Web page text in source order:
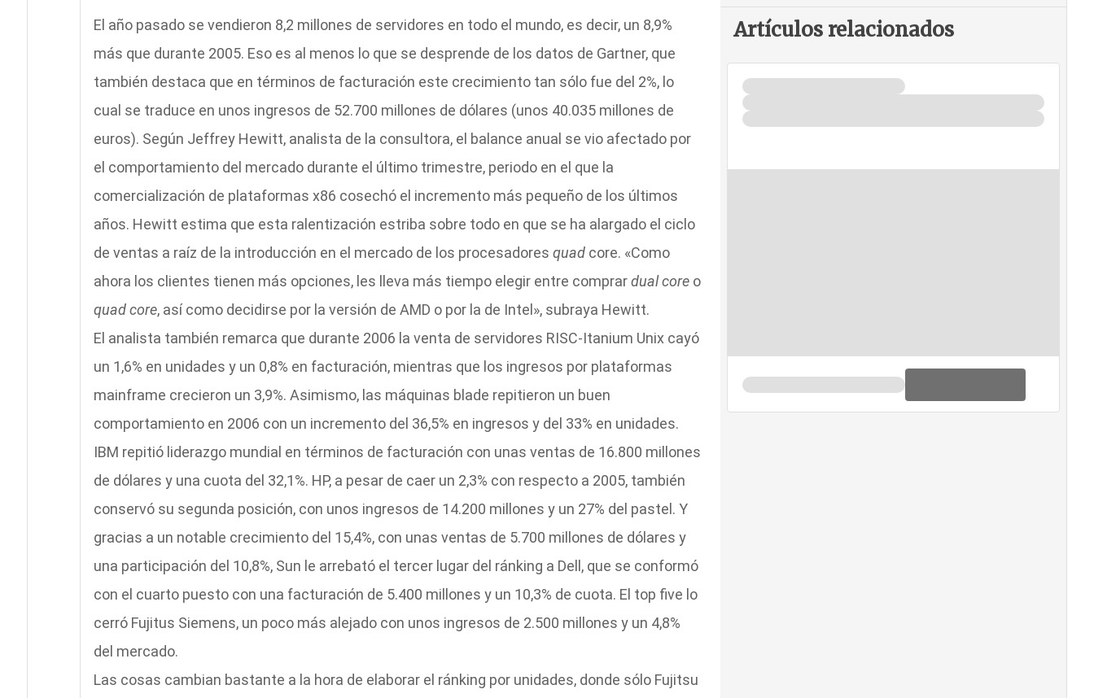
El año pasado se vendieron 8,2 millones de servidores en todo el mundo, es decir, un 8,9%
más que durante 2005. Eso es al menos lo que se desprende de los datos de Gartner, que
también destaca que en términos de facturación este crecimiento tan sólo fue del 2%, lo
cual se traduce en unos ingresos de 52.700 millones de dólares (unos 40.035 millones de
euros). Según Jeffrey Hewitt, analista de la consultora, el balance anual se vio afectado por
el comportamiento del mercado durante el último trimestre, periodo en el que la
comercialización de plataformas x86 cosechó el incremento más pequeño de los últimos
años. Hewitt estima que esta ralentización estriba sobre todo en que se ha alargado el ciclo
de ventas a raíz de la introducción en el mercado de los procesadores quad core. «Como
ahora los clientes tienen más opciones, les lleva más tiempo elegir entre comprardual coreo
quad core, así como decidirse por la versión de AMD o por la de Intel», subraya Hewitt.
El analista también remarca que durante 2006 la venta de servidores RISC-Itanium Unix cayó
un 1,6% en unidades y un 0,8% en facturación, mientras que los ingresos por plataformas
mainframe crecieron un 3,9%. Asimismo, las máquinas blade repitieron un buen
comportamiento en 2006 con un incremento del 36,5% en ingresos y del 33% en unidades.
IBM repitió liderazgo mundial en términos de facturación con unas ventas de 16.800 millones
de dólares y una cuota del 32,1%. HP, a pesar de caer un 2,3% con respecto a 2005, también
conservó su segunda posición, con unos ingresos de 14.200 millones y un 27% del pastel. Y
gracias a un notable crecimiento del 15,4%, con unas ventas de 5.700 millones de dólares y
una participación del 10,8%, Sun le arrebató el tercer lugar del ránking a Dell, que se conformó
con el cuarto puesto con una facturación de 5.400 millones y un 10,3% de cuota. El top five lo
cerró Fujitus Siemens, un poco más alejado con unos ingresos de 2.500 millones y un 4,8%
del mercado.
Las cosas cambian bastante a la hora de elaborar el ránking por unidades, donde sólo Fujitsu
Artículos relacionados